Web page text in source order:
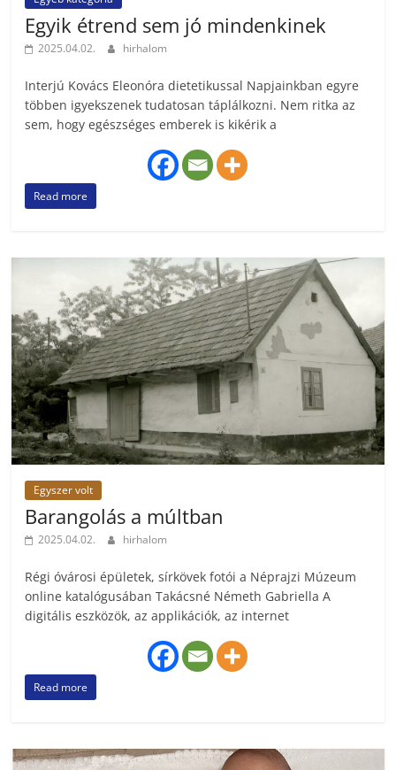
Egyik étrend sem jó mindenkinek
2025.04.02. hirhalom
Interjú Kovács Eleonóra dietetikussal Napjainkban egyre
többen igyekszenek tudatosan táplálkozni. Nem ritka az
sem, hogy egészséges emberek is kikérik a
Read more
Egyszer volt
Barangolás a múltban
2025.04.02. hirhalom
Régi óvárosi épületek, sírkövek fotói a Néprajzi Múzeum
online katalógusában Takácsné Németh Gabriella A
digitális eszközök, az applikációk, az internet
Read more